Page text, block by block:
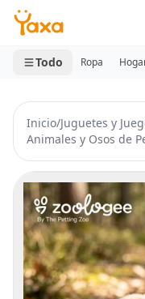
MINI CARRITO
0 productos
Todo Ropa
Inicio/Juguetes y
Animales y Osos de